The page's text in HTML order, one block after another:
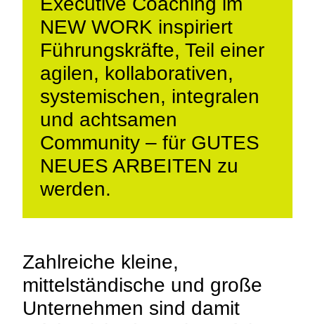
NEW WORK inspiriert
Führungskräfte, Teil einer
agilen, kollaborativen,
systemischen, integralen
und achtsamen
Community – für GUTES
NEUES ARBEITEN zu
werden.
Zahlreiche kleine,
mittelständische und große
Unternehmen sind damit